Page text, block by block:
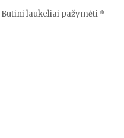
Būtini laukeliai pažymėti *